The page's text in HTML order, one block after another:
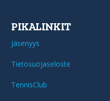
PIKALINKIT
Jäsenyys
Tietosuojaseloste
TennisClub